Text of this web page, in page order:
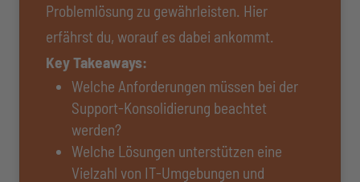
Problemlösung zu gewährleisten. Hier
erfährst du, worauf es dabei ankommt.
Key Takeaways:
Welche Anforderungen müssen bei der
Support-Konsolidierung beachtet
werden?
Welche Lösungen unterstützen eine
Vielzahl von IT-Umgebungen und